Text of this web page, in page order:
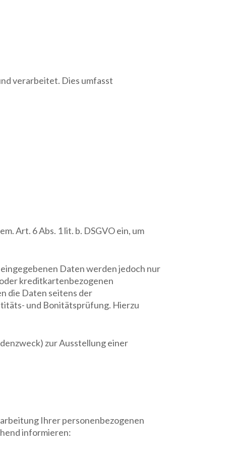
verarbeitet. Dies umfasst
Art. 6 Abs. 1 lit. b. DSGVO ein, um
Daten werden jedoch nur
kreditkartenbezogenen
die Daten seitens der
und Bonitätsprüfung. Hierzu
zur Ausstellung einer
Ihrer personenbezogenen
informieren: